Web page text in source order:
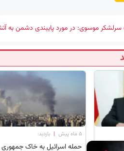
سرلشکر موسوی: در مورد پایبندی دشمن به
۵ ماه پیش | بازدید:
حمله اسرائیل به خاک جمهوری